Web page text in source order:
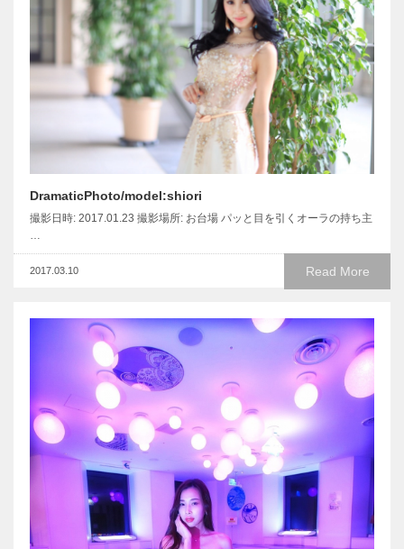
DramaticPhoto/model:shiori
撮影日時: 2017.01.23 撮影場所: お台場 パッと目を引くオーラの持ち主
…
Read More
2017.03.10